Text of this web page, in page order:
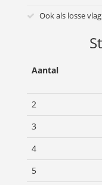
Ook als losse
Aantal
2
3
4
5